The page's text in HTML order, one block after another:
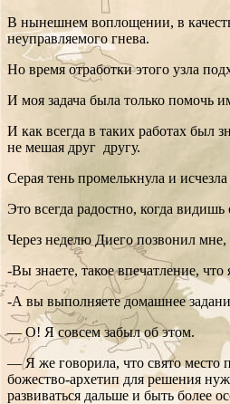
В нынешнем воплощении, в
неуправляемого гнева.
Но время отработки этого узла
И моя задача была только помочь
И как всегда в таких работах был
не мешая друг другу.
Серая тень промелькнула и
Это всегда радостно, когда
Через неделю Диего позвонил
-Вы знаете, такое впечатление,
-А вы выполняете домашнее
— О! Я совсем забыл об этом.
— Я же говорила, что свято место
божество-архетип для решения
развиваться дальше и быть более